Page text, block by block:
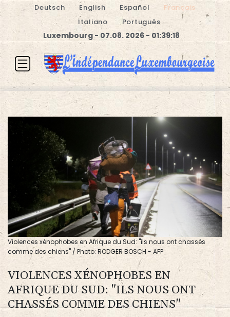
Deutsch English Español
Français
Italiano
Português
Luxembourg - 07.08. 2026 - 01:39:19
Violences xénophobes en Afrique du Sud: "ils nous ont chassés
comme des chiens" / Photo: RODGER BOSCH - AFP
VIOLENCES XÉNOPHOBES EN
AFRIQUE DU SUD: "ILS NOUS ONT
CHASSÉS COMME DES CHIENS"